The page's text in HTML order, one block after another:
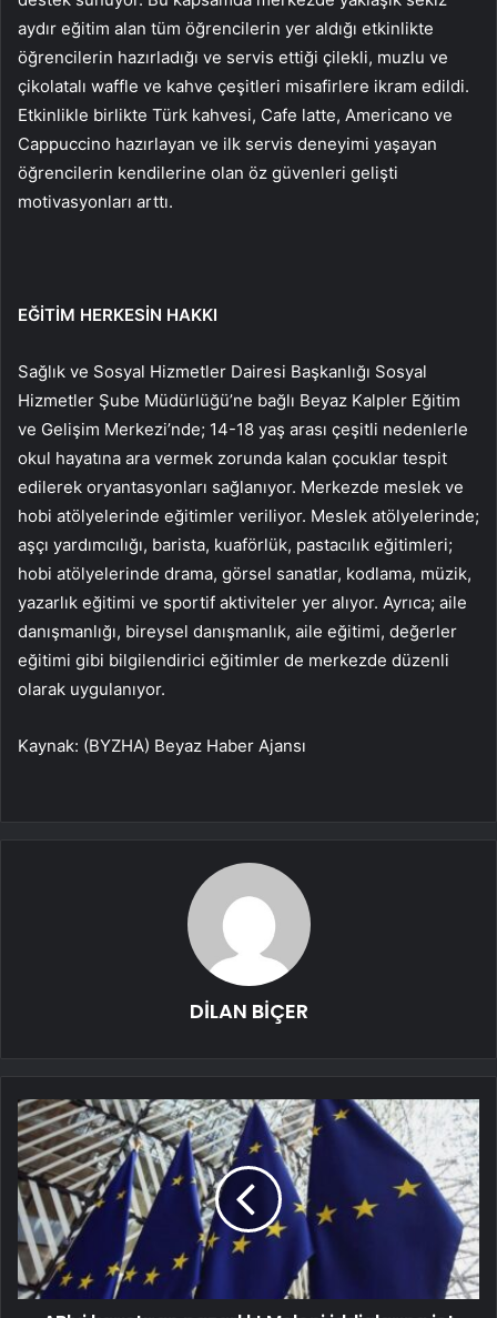
aydır eğitim alan tüm öğrencilerin yer aldığı etkinlikte
öğrencilerin hazırladığı ve servis ettiği çilekli, muzlu ve
çikolatalı waffle ve kahve çeşitleri misafirlere ikram edildi.
Etkinlikle birlikte Türk kahvesi, Cafe latte, Americano ve
Cappuccino hazırlayan ve ilk servis deneyimi yaşayan
öğrencilerin kendilerine olan öz güvenleri gelişti
motivasyonları arttı.
EĞİTİM HERKESİN HAKKI
Sağlık ve Sosyal Hizmetler Dairesi Başkanlığı Sosyal
Hizmetler Şube Müdürlüğü’ne bağlı Beyaz Kalpler Eğitim
ve Gelişim Merkezi’nde; 14-18 yaş arası çeşitli nedenlerle
okul hayatına ara vermek zorunda kalan çocuklar tespit
edilerek oryantasyonları sağlanıyor. Merkezde meslek ve
hobi atölyelerinde eğitimler veriliyor. Meslek atölyelerinde;
aşçı yardımcılığı, barista, kuaförlük, pastacılık eğitimleri;
hobi atölyelerinde drama, görsel sanatlar, kodlama, müzik,
yazarlık eğitimi ve sportif aktiviteler yer alıyor. Ayrıca; aile
danışmanlığı, bireysel danışmanlık, aile eğitimi, değerler
eğitimi gibi bilgilendirici eğitimler de merkezde düzenli
olarak uygulanıyor.
Kaynak: (BYZHA) Beyaz Haber Ajansı
DİLAN BİÇER